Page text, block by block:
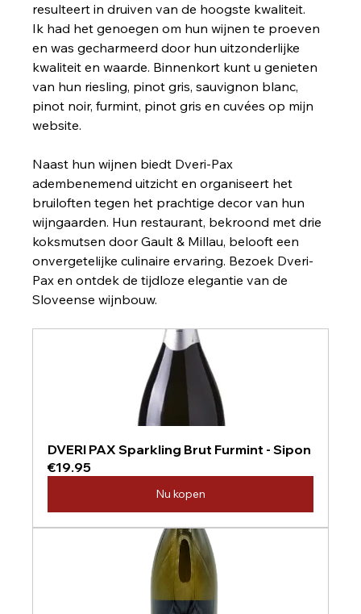
resulteert in druiven van de hoogste kwaliteit.
Ik had het genoegen om hun wijnen te proeven
en was gecharmeerd door hun uitzonderlijke
kwaliteit en waarde. Binnenkort kunt u genieten
van hun riesling, pinot gris, sauvignon blanc,
pinot noir, furmint, pinot gris en cuvées op mijn
website.
Naast hun wijnen biedt Dveri-Pax
adembenemend uitzicht en organiseert het
bruiloften tegen het prachtige decor van hun
wijngaarden. Hun restaurant, bekroond met drie
koksmutsen door Gault & Millau, belooft een
onvergetelijke culinaire ervaring. Bezoek Dveri-
Pax en ontdek de tijdloze elegantie van de
Sloveense wijnbouw.
DVERI PAX Sparkling Brut Furmint - Sipon
€19.95
Nu kopen